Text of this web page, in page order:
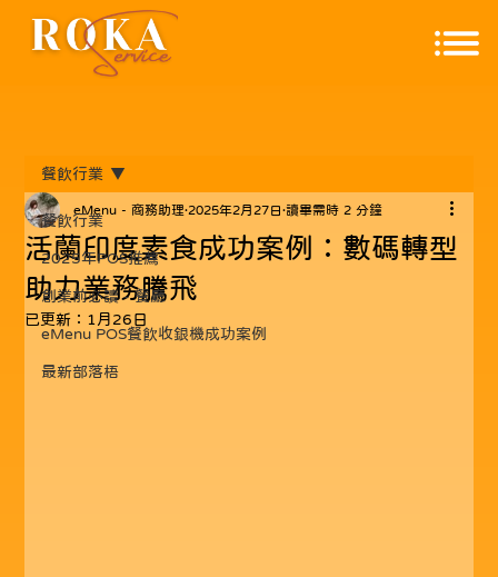
餐飲行業
2025年POS推薦
創業前必讀 - 餐廳
eMenu POS餐飲收銀機成功案例
最新部落梧
餐飲行業
活蘭印度素食成功案例：數碼轉型
助力業務騰飛
eMenu - 商務助理 2025年2月27日 讀畢需時 2 分鐘
已更新： 1月26日